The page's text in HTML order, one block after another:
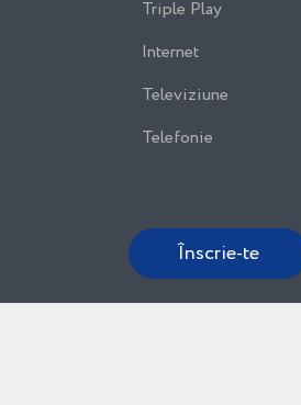
Triple Play
Internet
Televiziune
Telefonie
Înscrie-te